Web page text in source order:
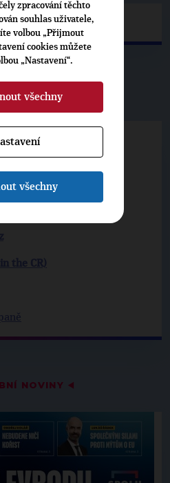
DO EP 2024
volební web
NOVINY ◀
zpracování těchto
souhlas uživatele,
volbou „Přijmout
cookies můžete
„Nastavení“.
všechny
všechny